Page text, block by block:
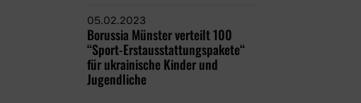
05.02.2023
Borussia Münster verteilt 100
“Sport-Erstausstattungspakete“
für ukrainische Kinder und
Jugendliche